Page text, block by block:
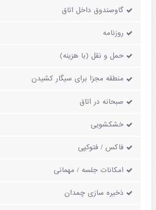
گاوصندوق داخل اتاق
روزنامه
حمل و نقل (با هزینه)
منطقه مجزا برای سیگار کشیدن
صبحانه در اتاق
خشکشویی
فاکس / فتوکپی
امکانات جلسه / مهمانی
ذخیره سازی چمدان